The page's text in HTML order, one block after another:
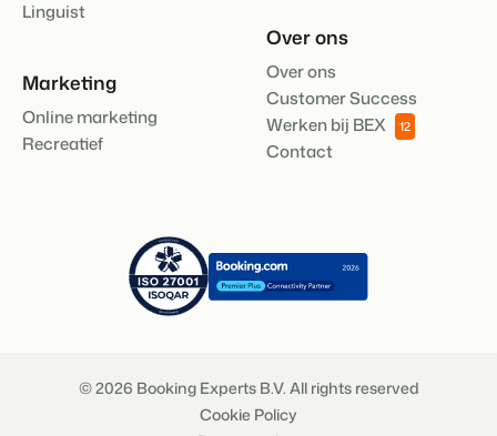
Linguist
Marketing
Online marketing
Recreatief
Over ons
Over ons
Customer Success
Werken bij BEX
12
Contact
© 2026 Booking Experts B.V. All rights reserved
Cookie Policy